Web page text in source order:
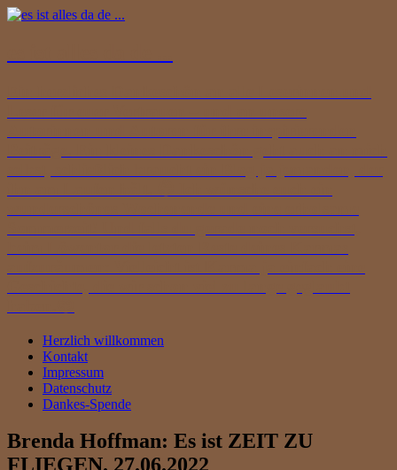
Herzlich willkommen
Kontakt
Impressum
Datenschutz
Dankes-Spende
Brenda Hoffman: Es ist ZEIT ZU
FLIEGEN. 27.06.2022